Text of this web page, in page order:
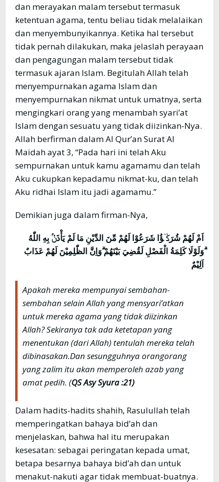
dan merayakan malam tersebut termasuk
ketentuan agama, tentu beliau tidak melalaikan
dan menyembunyikannya. Ketika hal tersebut
tidak pernah dilakukan, maka jelaslah perayaan
dan pengagungan malam tersebut tidak
termasuk ajaran Islam. Begitulah Allah telah
menyempurnakan agama Islam dan
menyempurnakan nikmat untuk umatnya, serta
mengingkari orang yang menambah syari’at
Islam dengan sesuatu yang tidak diizinkan-Nya.
Allah berfirman dalam Al Qur’an Surat Al
Maidah ayat 3, “Pada hari ini telah Aku
sempurnakan untuk kamu agamamu dan telah
Aku cukupkan kepadamu nikmat-ku, dan telah
Aku ridhai Islam itu jadi agamamu.”
Demikian juga dalam firman-Nya,
اَمْ لَهُمْ شُرَكٰۤؤُا شَرَعُوْا لَهُمْ مِّنَ الدِّيْنِ مَا لَمْ يَأْذَنْۢ بِهِ اللّٰهُ
ۗوَلَوْلَا كَلِمَةُ الْفَصْلِ لَقُضِيَ بَيْنَهُمْ ۗوَاِنَّ الظّٰلِمِيْنَ لَهُمْ عَذَابٌ
اَلِيْمٌ
Apakah mereka mempunyai sembahan-
sembahan selain Allah yang mensyari’atkan
untuk mereka agama yang tidak diizinkan
Allah? Sekiranya tak ada ketetapan yang
menentukan (dari Allah) tentulah mereka telah
dibinasakan.Dan sesungguhnya orangorang
yang zalim itu akan memperoleh azab yang
amat pedih. (QS Asy Syura :21)
Dalam hadits-hadits shahih, Rasulullah telah
memperingatkan bahaya bid’ah dan
menjelaskan, bahwa hal itu merupakan
kesesatan: sebagai peringatan kepada umat,
betapa besarnya bahaya bid’ah dan untuk
menakut-nakuti agar tidak membuat-buatnya.